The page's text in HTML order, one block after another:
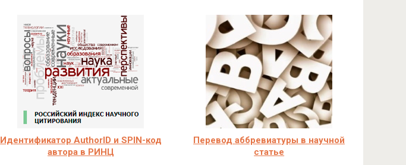
Идентификатор AuthorID и SPIN-код
автора в РИНЦ
Перевод аббревиатуры в научной
статье